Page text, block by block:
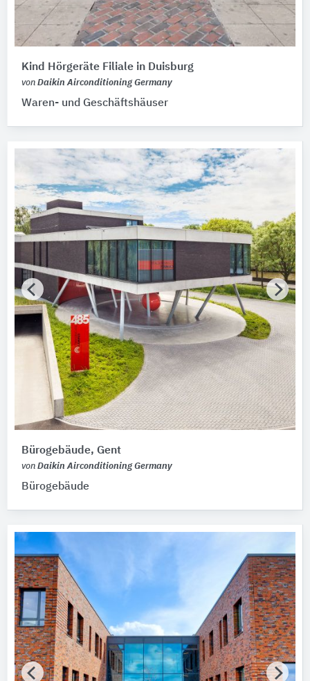
Kind Hörgeräte Filiale in Duisburg
von Daikin Airconditioning Germany
Waren- und Geschäftshäuser
Bürogebäude, Gent
von Daikin Airconditioning Germany
Bürogebäude